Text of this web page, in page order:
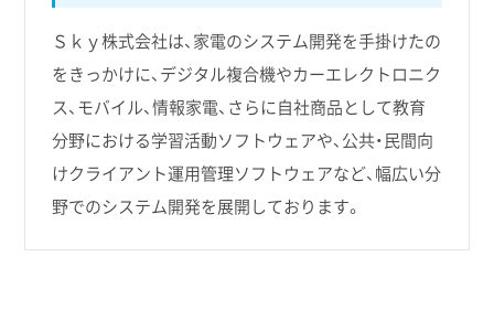
Ｓｋｙ株式会社は、家電のシステム開発を手掛けたの
をきっかけに、デジタル複合機やカーエレクトロニク
ス、モバイル、情報家電、さらに自社商品として教育
分野における学習活動ソフトウェアや、公共・民間向
けクライアント運用管理ソフトウェアなど、幅広い分
野でのシステム開発を展開しております。